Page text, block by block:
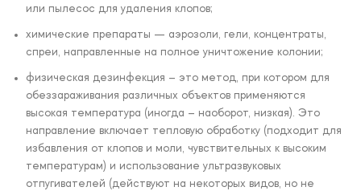
или пылесос для удаления клопов;
химические препараты — аэрозоли, гели, концентраты,
спреи, направленные на полное уничтожение колонии;
физическая дезинфекция – это метод, при котором для
обеззараживания различных объектов применяются
высокая температура (иногда – наоборот, низкая). Это
направление включает тепловую обработку (подходит для
избавления от клопов и моли, чувствительных к высоким
температурам) и использование ультразвуковых
отпугивателей (действуют на некоторых видов, но не